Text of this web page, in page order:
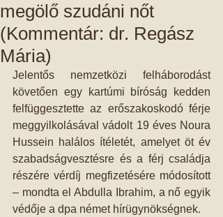
megölő szudáni nőt
(Kommentár: dr. Regász
Mária)
Jelentős nemzetközi felháborodást
követően egy kartúmi bíróság kedden
felfüggesztette az erőszakoskodó férje
meggyilkolásával vádolt 19 éves Noura
Hussein halálos ítéletét, amelyet öt év
szabadságvesztésre és a férj családja
részére vérdíj megfizetésére módosított
– mondta el Abdulla Ibrahim, a nő egyik
védője a dpa német hírügynökségnek.